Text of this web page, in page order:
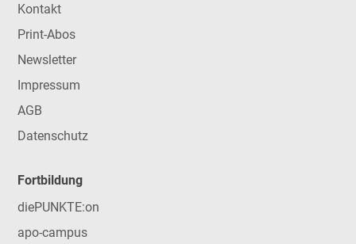
Kontakt
Print-Abos
Newsletter
Impressum
AGB
Datenschutz
Fortbildung
diePUNKTE:on
apo-campus